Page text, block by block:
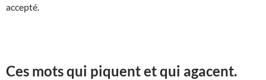
accepté.
Ces mots qui piquent et qui agacent.